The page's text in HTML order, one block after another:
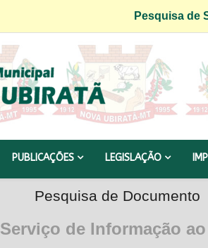
Pesquisa de
PUBLICAÇÕES LEGISLAÇÃO
Pesquisa de Documento
de Informação